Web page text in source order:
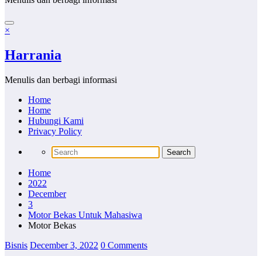
×
Harrania
Menulis dan berbagi informasi
Home
Home
Hubungi Kami
Privacy Policy
Home
2022
December
3
Motor Bekas Untuk Mahasiwa
Motor Bekas
Bisnis December 3, 2022 0 Comments